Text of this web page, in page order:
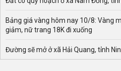
Bảng giá vàng hôm nay 10/8: Vàng
giảm, nữ trang 18K đi xuống
Đường sẽ mở ở xã Hải Quang, tỉnh